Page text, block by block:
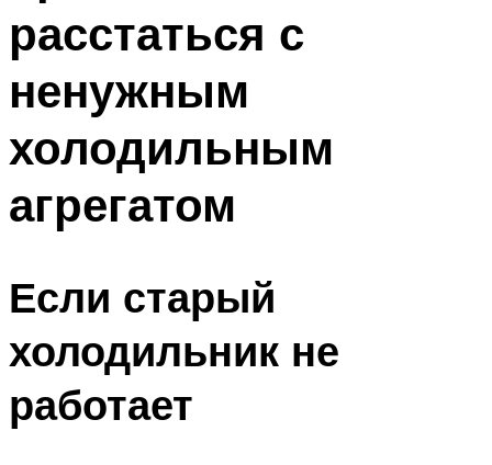
расстаться с
ненужным
холодильным
агрегатом
Если старый
холодильник не
работает